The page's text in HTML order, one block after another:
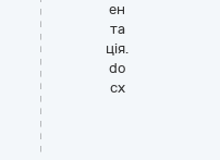
ен
та
ція.
do
cx